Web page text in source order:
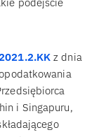
z dnia
i Singapuru,